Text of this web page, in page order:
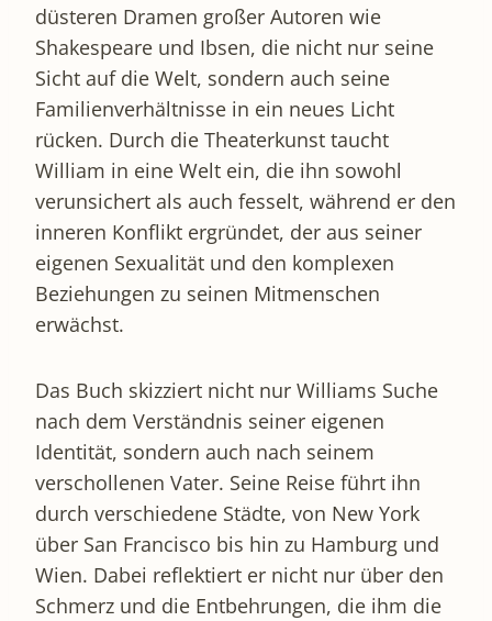
düsteren Dramen großer Autoren wie
Shakespeare und Ibsen, die nicht nur seine
Sicht auf die Welt, sondern auch seine
Familienverhältnisse in ein neues Licht
rücken. Durch die Theaterkunst taucht
William in eine Welt ein, die ihn sowohl
verunsichert als auch fesselt, während er den
inneren Konflikt ergründet, der aus seiner
eigenen Sexualität und den komplexen
Beziehungen zu seinen Mitmenschen
erwächst.
Das Buch skizziert nicht nur Williams Suche
nach dem Verständnis seiner eigenen
Identität, sondern auch nach seinem
verschollenen Vater. Seine Reise führt ihn
durch verschiedene Städte, von New York
über San Francisco bis hin zu Hamburg und
Wien. Dabei reflektiert er nicht nur über den
Schmerz und die Entbehrungen, die ihm die